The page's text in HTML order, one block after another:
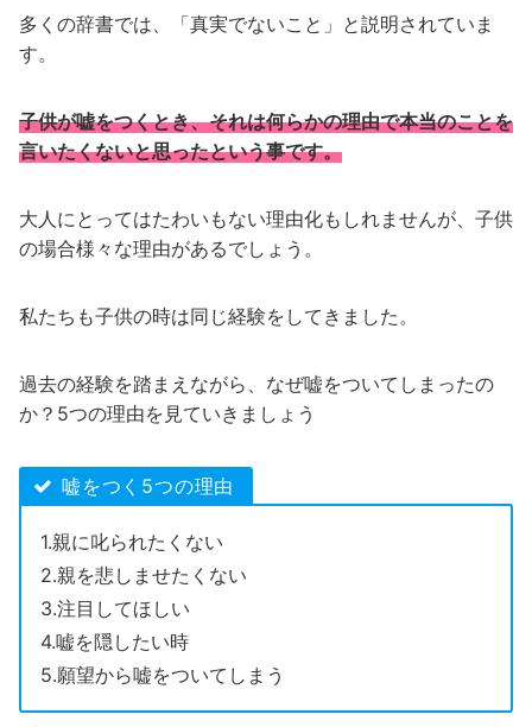
多くの辞書では、「真実でないこと」と説明されていま
す。
子供が嘘をつくとき、それは何らかの理由で本当のことを
言いたくないと思ったという事です。
大人にとってはたわいもない理由化もしれませんが、子供
の場合様々な理由があるでしょう。
私たちも子供の時は同じ経験をしてきました。
過去の経験を踏まえながら、なぜ嘘をついてしまったの
か？5つの理由を見ていきましょう
嘘をつく5つの理由
1.親に叱られたくない
2.親を悲しませたくない
3.注目してほしい
4.嘘を隠したい時
5.願望から嘘をついてしまう